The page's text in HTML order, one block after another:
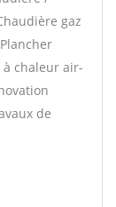
gaz
chaleur air-
de